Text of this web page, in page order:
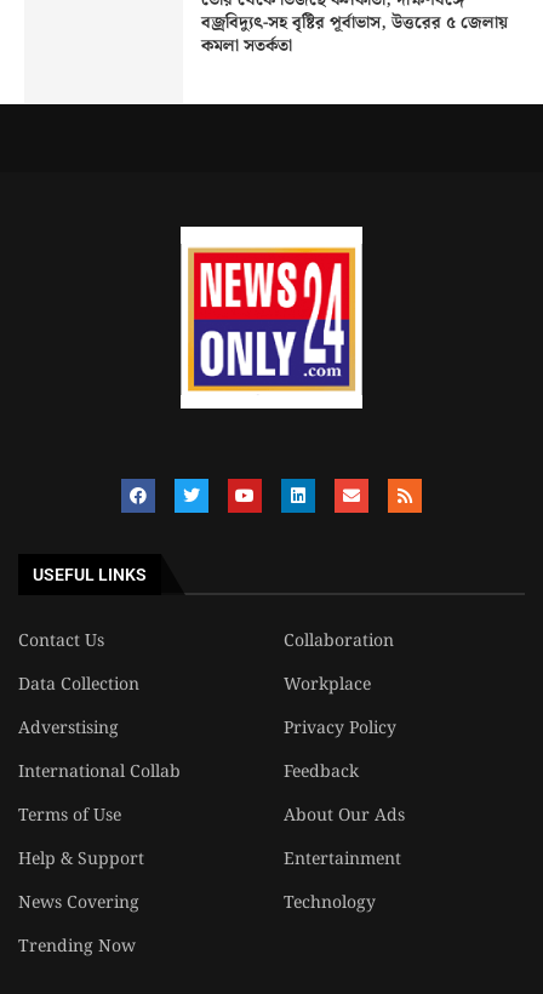
বজ্রবিদ্যুৎ-সহ বৃষ্টির পূর্বাভাস, উত্তরের ৫ জেলায়
কমলা সতর্কতা
USEFUL LINKS
Contact Us
Collaboration
Data Collection
Workplace
Adverstising
Privacy Policy
International Collab
Feedback
Terms of Use
About Our Ads
Help & Support
Entertainment
News Covering
Technology
Trending Now